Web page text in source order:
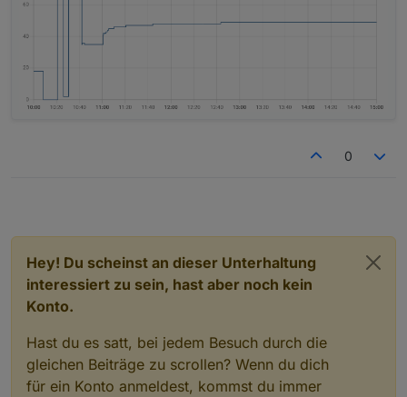
0
Hey! Du scheinst an dieser Unterhaltung
interessiert zu sein, hast aber noch kein
Konto.
Hast du es satt, bei jedem Besuch durch die
gleichen Beiträge zu scrollen? Wenn du dich
für ein Konto anmeldest, kommst du immer